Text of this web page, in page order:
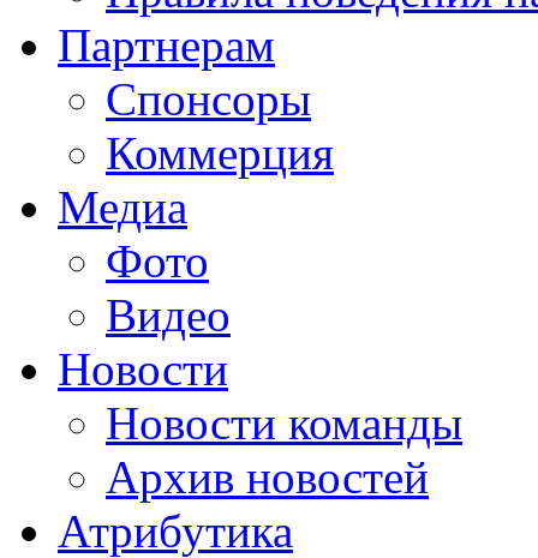
Партнерам
Спонсоры
Коммерция
Медиа
Фото
Видео
Новости
Новости команды
Архив новостей
Атрибутика